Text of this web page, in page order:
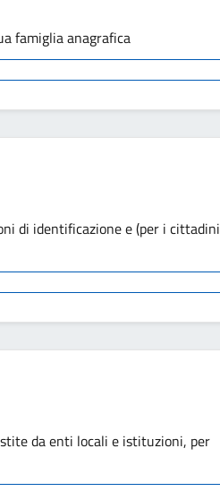
famiglia anagrafica
di identificazione e (per i cittadini
da enti locali e istituzioni, per